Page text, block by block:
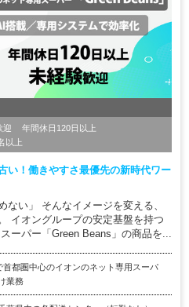
迎
年間休日120日以上
以上
い！働きやすさ最優先の新時代ワー
ない」 そんなイメージを変える、
イオングループの安定基盤を持つ
ーパー「Green Beans」の商品を...
首都圏中心のイオンのネット専用スーパ
業務